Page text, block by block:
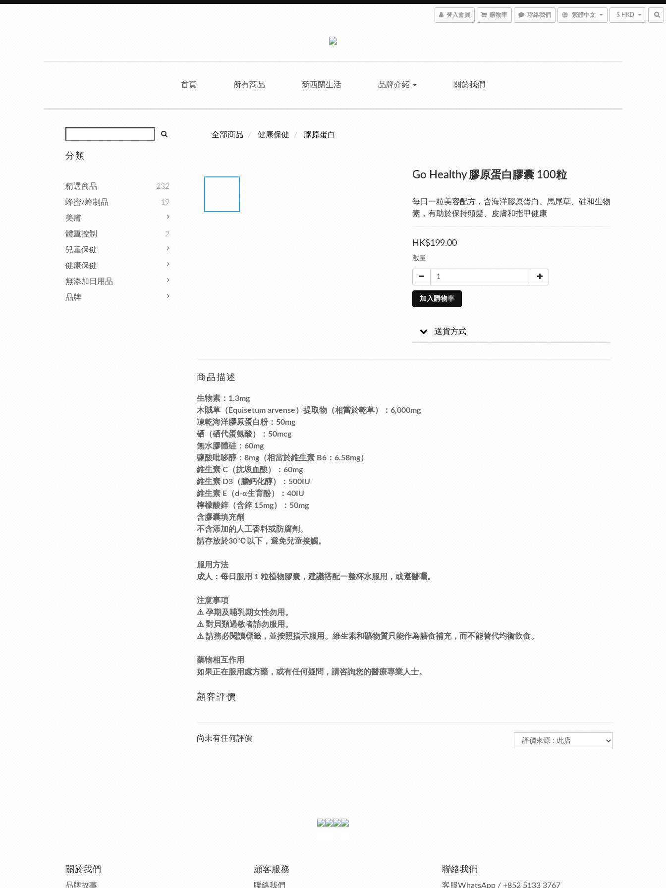
登入會員 購物車 聯絡我們 繁體中文 $ HKD
首頁 所有商品 新西蘭生活 品牌介紹 關於我們
分類
精選商品
232
蜂蜜/蜂制品
19
美膚
體重控制
2
兒童保健
健康保健
無添加日用品
品牌
全部商品 健康保健 膠原蛋白
Go Healthy 膠原蛋白膠囊 100粒
每日一粒美容配方，含海洋膠原蛋白、馬尾草、硅和生物
素，有助於保持頭髮、皮膚和指甲健康
HK$199.00
數量
加入購物車
送貨方式
商品描述
生物素：1.3mg
木賊草（Equisetum arvense）提取物（相當於乾草）：6,000mg
凍乾海洋膠原蛋白粉：50mg
硒（硒代蛋氨酸）：50mcg
無水膠體硅：60mg
鹽酸吡哆醇：8mg（相當於維生素 B6：6.58mg）
維生素 C（抗壞血酸）：60mg
維生素 D3（膽鈣化醇）：500IU
維生素 E（d-α生育酚）：40IU
檸檬酸鋅（含鋅 15mg）：50mg
含膠囊填充劑
不含添加的人工香料或防腐劑。
請存放於30℃以下，避免兒童接觸。
服用方法
成人：每日服用 1 粒植物膠囊，建議搭配一整杯水服用，或遵醫囑。
注意事項
⚠ 孕期及哺乳期女性勿用。
⚠ 對貝類過敏者請勿服用。
⚠ 請務必閱讀標籤，並按照指示服用。維生素和礦物質只能作為膳食補充，而不能替代均衡飲食。
藥物相互作用
如果正在服用處方藥，或有任何疑問，請咨詢您的醫療專業人士。
顧客評價
尚未有任何評價
關於我們
品牌故事
顧客服務
聯絡我們
聯絡我們
客服WhatsApp / +852 5133 3767